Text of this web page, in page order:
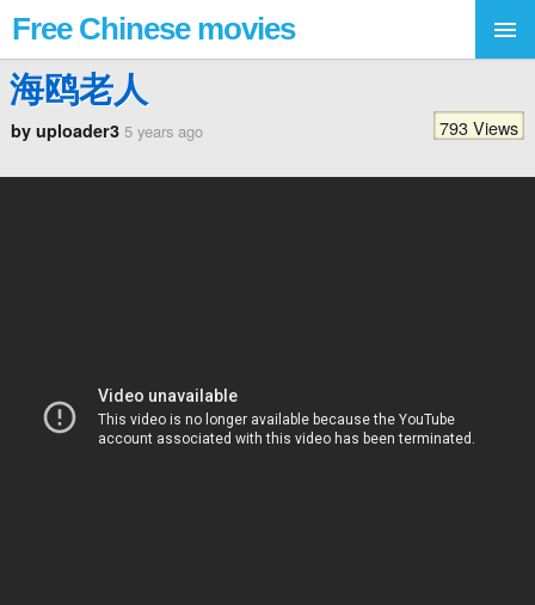
Free Chinese movies
海鸥老人
by uploader3 5 years ago 793 Views